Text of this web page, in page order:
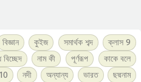
বিজ্ঞান কুইজ সমার্থক শব্দ
ক্লাস 9
বিচ্ছেদ নাম কী পূর্ণরূপ
কাকে বলে
নদী অন্যান্য ভারত
ছদ্মনাম